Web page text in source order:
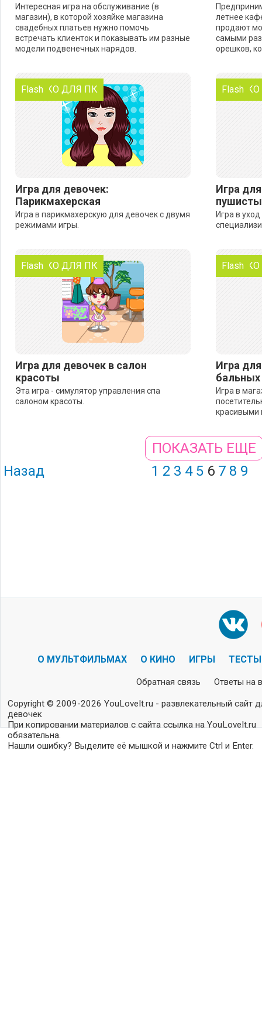
Интересная игра на обслуживание (в
магазин), в которой хозяйке магазина
свадебных платьев нужно помочь
встречать клиенток и показывать им разные
модели подвенечных нарядов.
летнее
продают
самыми
орешков,
ТОЛЬКО ДЛЯ ПК
Flash
Игра для девочек:
Парикмахерская
Игра в парикмахерскую для девочек с двумя
режимами игры.
Flash
Игра
Игра в
ТОЛЬКО ДЛЯ ПК
Flash
Игра для девочек в салон
красоты
Эта игра - симулятор управления спа
салоном красоты.
Flash
Игра
бальных
Игра в
красивыми
ПОКАЗАТЬ ЕЩЕ
Назад
1 2 3 4 5 6 7 8 9
О МУЛЬТФИЛЬМАХ О КИНО ИГРЫ ТЕСТЫ
Обратная связь Ответы на
Copyright © 2009-2026 YouLoveIt.ru - развлекательный сайт
девочек
При копировании материалов с сайта ссылка на YouLoveIt.ru
обязательна.
Нашли ошибку? Выделите её мышкой и нажмите Ctrl и Enter.